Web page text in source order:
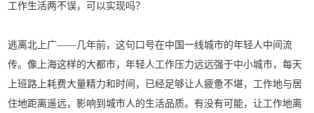
工作生活两不误， 可以实现吗？
逃离北上广——几年前，这句口号在中国一线城市的年轻人中间流
传。像上海这样的大都市，年轻人工作压力远远强于中小城市，每天
上班路上耗费大量精力和时间，已经足够让人疲惫不堪，工作地与居
住地距离遥远，影响到城市人的生活品质。有没有可能，让工作地离